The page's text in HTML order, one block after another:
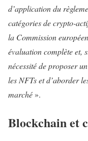
d’application du
catégories de crypto-
la Commission
évaluation complète et,
nécessité de proposer
les NFTs et d’aborder
marché ».
Blockchain et